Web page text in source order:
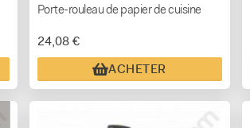
Porte-rouleau de papier de cuisine
24,08 €
ACHETER